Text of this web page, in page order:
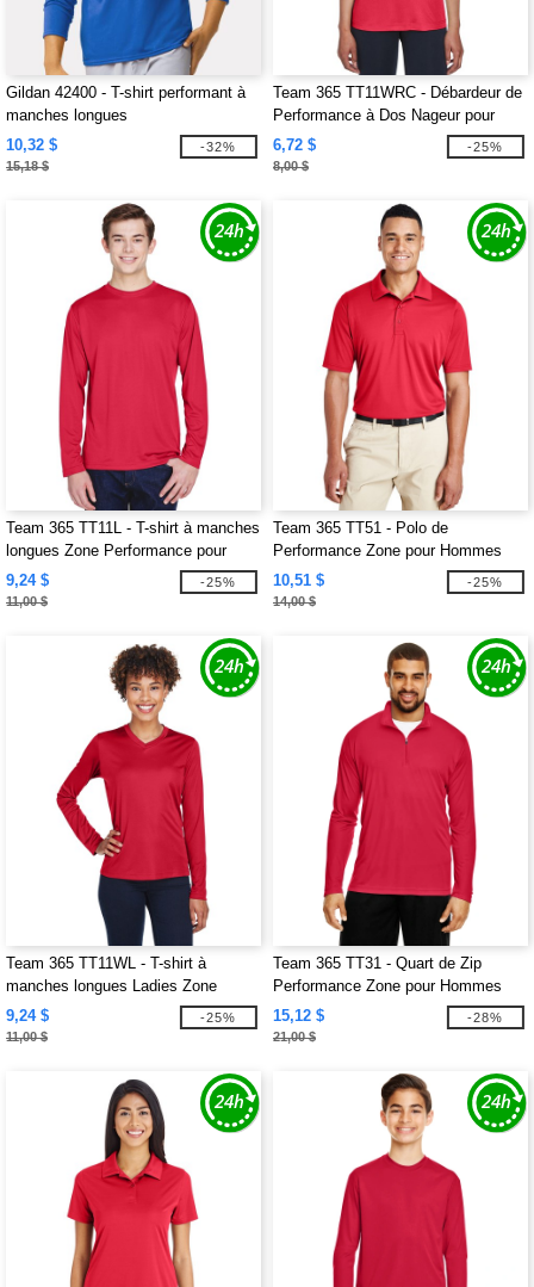
Gildan 42400 - T-shirt performant à
manches longues
10,32 $
15,18 $
-32%
Team 365 TT11WRC - Débardeur de
Performance à Dos Nageur pour
Femmes
6,72 $
8,00 $
-25%
Team 365 TT11L - T-shirt à manches
longues Zone Performance pour
hommes
9,24 $
11,00 $
-25%
Team 365 TT51 - Polo de
Performance Zone pour Hommes
10,51 $
14,00 $
-25%
Team 365 TT11WL - T-shirt à
manches longues Ladies Zone
Performance
9,24 $
11,00 $
-25%
Team 365 TT31 - Quart de Zip
Performance Zone pour Hommes
15,12 $
21,00 $
-28%